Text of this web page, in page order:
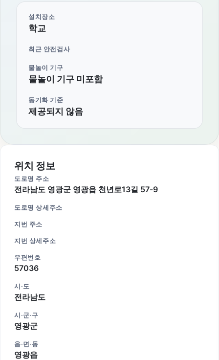
설치장소
학교
최근 안전검사
물놀이 기구
물놀이 기구 미포함
동기화 기준
제공되지 않음
위치 정보
도로명 주소
전라남도 영광군 영광읍 천년로13길 57-9
도로명 상세주소
지번 주소
지번 상세주소
우편번호
57036
시·도
전라남도
시·군·구
영광군
읍·면·동
영광읍